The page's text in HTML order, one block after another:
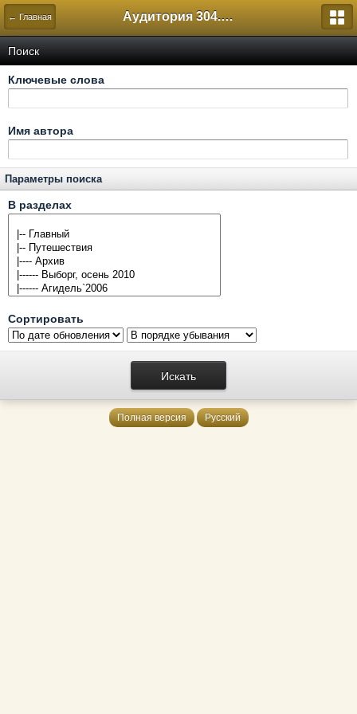
← Главная Аудитория 304. История России
Поиск
Ключевые слова
Имя автора
Параметры поиска
В разделах
Сортировать
Полная версия Русский